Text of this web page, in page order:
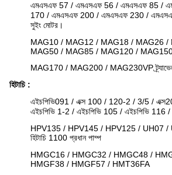
এমএসএফ 57 / এমএসএফ 56 / এমএসএফ 85 /
170 / এমএসএফ 200 / এমএসএফ 230 /
সুইং মোটর।
MAG10 / MAG12 / MAG18 / MAG26 /
MAG50 / MAG85 / MAG120 /
MAG170 / MAG200 / MAG230VP
হিটাচি :
এইচপিভি091 / এক্স 100 / 120-2 / 3/5 /
এইচপিভি 1-2 / এইচপিভি 105 / এইচপিভি 116
HPV135 / HPV145 / HPV125 / UH07
হিটাচি 1100 প্রধান পাম্প
HMGC16 / HMGC32 / HMGC48 /
HMGF38 / HMGF57 / HMT36FA